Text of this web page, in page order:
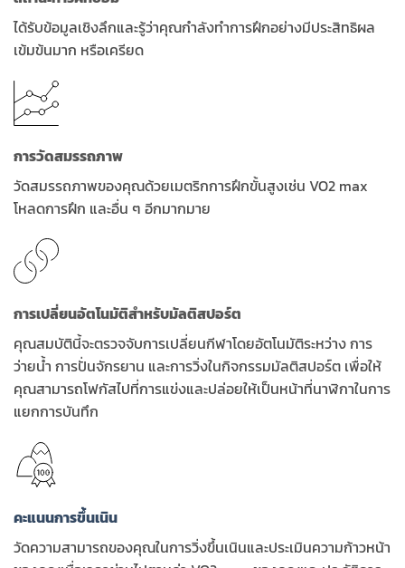
ได้รับข้อมูลเชิงลึกและรู้ว่าคุณกำลังทำการฝึกอย่างมีประสิทธิผล
เข้มข้นมาก หรือเครียด
การวัดสมรรถภาพ
วัดสมรรถภาพของคุณด้วยเมตริกการฝึกขั้นสูงเช่น VO2 max
โหลดการฝึก และอื่น ๆ อีกมากมาย
การเปลี่ยนอัตโนมัติสำหรับมัลติสปอร์ต
คุณสมบัตินี้จะตรวจจับการเปลี่ยนกีฬาโดยอัตโนมัติระหว่าง การ
ว่ายน้ำ การปั่นจักรยาน และการวิ่งในกิจกรรมมัลติสปอร์ต เพื่อให้
คุณสามารถโฟกัสไปที่การแข่งและปล่อยให้เป็นหน้าที่นาฬิกาในการ
แยกการบันทึก
คะแนนการขึ้นเนิน
วัดความสามารถของคุณในการวิ่งขึ้นเนินและประเมินความก้าวหน้า